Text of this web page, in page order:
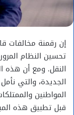
إن رقمنة مخالفات
تحسين النظام
النقل. ومع أن هذه
الجديدة، والتي
المواطنين
قبل تطبيق هذه